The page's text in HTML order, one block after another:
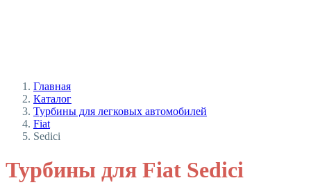
Главная
Каталог
Турбины для легковых автомобилей
Fiat
Sedici
Турбины для Fiat Sedici